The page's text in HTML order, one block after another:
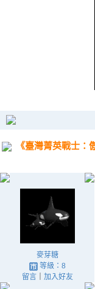
《臺灣菁英戰士：
麥芽糖
等級：8
留言｜ 加入好友